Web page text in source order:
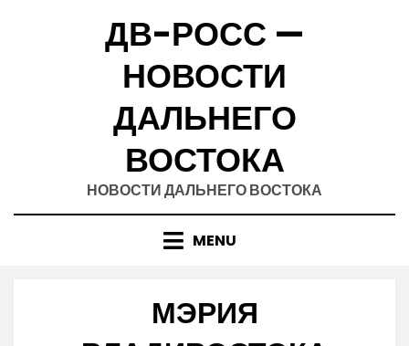
ДВ-РОСС —
НОВОСТИ
ДАЛЬНЕГО
ВОСТОКА
НОВОСТИ ДАЛЬНЕГО ВОСТОКА
MENU
МЭРИЯ